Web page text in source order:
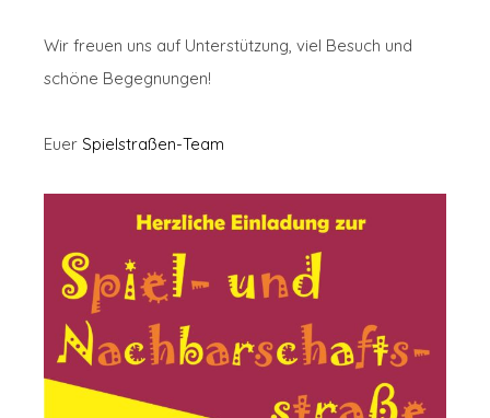
Wir freuen uns auf Unterstützung, viel Besuch und
schöne Begegnungen!
Euer Spielstraßen-Team